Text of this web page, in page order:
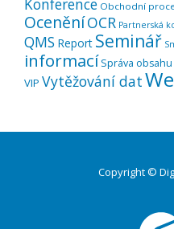
Konference Obchodní
OceněníOCR Partnerská
QMS Report Seminář
informací Správa obsahu
VIP Vytěžování dat
Copyright ©